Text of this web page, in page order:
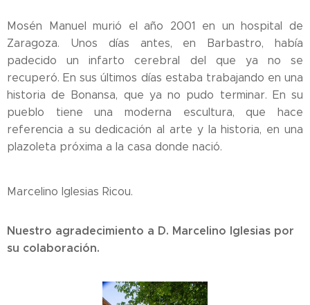
Mosén Manuel murió el año 2001 en un hospital de
Zaragoza. Unos días antes, en Barbastro, había
padecido un infarto cerebral del que ya no se
recuperó. En sus últimos días estaba trabajando en una
historia de Bonansa, que ya no pudo terminar. En su
pueblo tiene una moderna escultura, que hace
referencia a su dedicación al arte y la historia, en una
plazoleta próxima a la casa donde nació.
Marcelino Iglesias Ricou.
Nuestro agradecimiento a D. Marcelino Iglesias por
su colaboración.